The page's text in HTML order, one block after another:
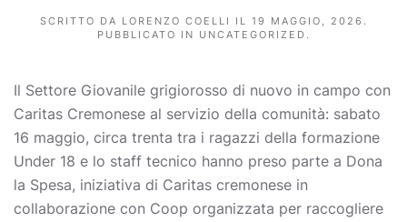
SCRITTO DA LORENZO COELLI IL 19 MAGGIO, 2026 .
PUBBLICATO IN UNCATEGORIZED .
Il Settore Giovanile grigiorosso di nuovo in campo con
Caritas Cremonese al servizio della comunità: sabato
16 maggio, circa trenta tra i ragazzi della formazione
Under 18 e lo staff tecnico hanno preso parte a Dona
la Spesa, iniziativa di Caritas cremonese in
collaborazione con Coop organizzata per raccogliere